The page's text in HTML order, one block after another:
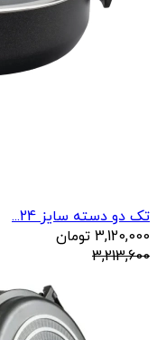
تک دو دسته سایز 24...
3,120,000 تومان
3,213,600